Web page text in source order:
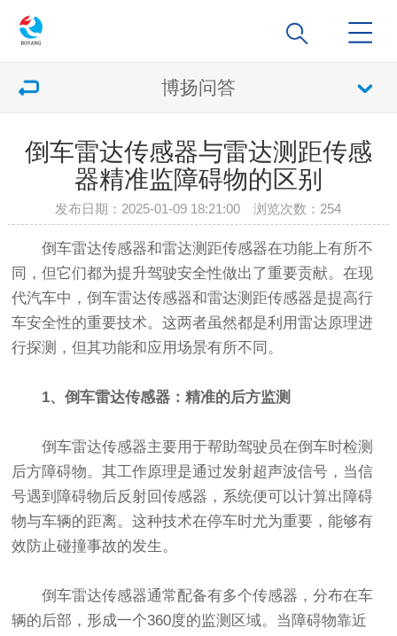
博扬问答
倒车雷达传感器与雷达测距传感
器精准监障碍物的区别
发布日期：2025-01-09 18:21:00 浏览次数： 254
倒车雷达传感器和雷达测距传感器在功能上有所不
同，但它们都为提升驾驶安全性做出了重要贡献。在现
代汽车中，倒车雷达传感器和雷达测距传感器是提高行
车安全性的重要技术。这两者虽然都是利用雷达原理进
行探测，但其功能和应用场景有所不同。
1、倒车雷达传感器：精准的后方监测
倒车雷达传感器主要用于帮助驾驶员在倒车时检测
后方障碍物。其工作原理是通过发射超声波信号，当信
号遇到障碍物后反射回传感器，系统便可以计算出障碍
物与车辆的距离。这种技术在停车时尤为重要，能够有
效防止碰撞事故的发生。
倒车雷达传感器通常配备有多个传感器，分布在车
辆的后部，形成一个360度的监测区域。当障碍物靠近